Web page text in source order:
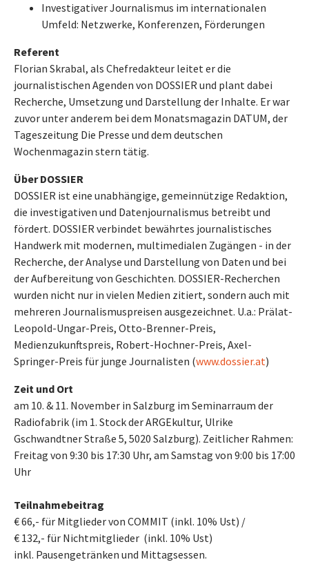
Investigativer Journalismus im internationalen
Umfeld: Netzwerke, Konferenzen, Förderungen
Referent
Florian Skrabal, als Chefredakteur leitet er die
journalistischen Agenden von DOSSIER und plant dabei
Recherche, Umsetzung und Darstellung der Inhalte. Er war
zuvor unter anderem bei dem Monatsmagazin DATUM, der
Tageszeitung Die Presse und dem deutschen
Wochenmagazin stern tätig.
Über DOSSIER
DOSSIER ist eine unabhängige, gemeinnützige Redaktion,
die investigativen und Datenjournalismus betreibt und
fördert. DOSSIER verbindet bewährtes journalistisches
Handwerk mit modernen, multimedialen Zugängen - in der
Recherche, der Analyse und Darstellung von Daten und bei
der Aufbereitung von Geschichten. DOSSIER-Recherchen
wurden nicht nur in vielen Medien zitiert, sondern auch mit
mehreren Journalismuspreisen ausgezeichnet. U.a.: Prälat-
Leopold-Ungar-Preis, Otto-Brenner-Preis,
Medienzukunftspreis, Robert-Hochner-Preis, Axel-
Springer-Preis für junge Journalisten (www.dossier.at)
Zeit und Ort
am 10. & 11. November in Salzburg im Seminarraum der
Radiofabrik (im 1. Stock der ARGEkultur, Ulrike
Gschwandtner Straße 5, 5020 Salzburg). Zeitlicher Rahmen:
Freitag von 9:30 bis 17:30 Uhr, am Samstag von 9:00 bis 17:00
Uhr
Teilnahmebeitrag
€ 66,- für Mitglieder von COMMIT (inkl. 10% Ust) /
€ 132,- für Nichtmitglieder (inkl. 10% Ust)
inkl. Pausengetränken und Mittagsessen.